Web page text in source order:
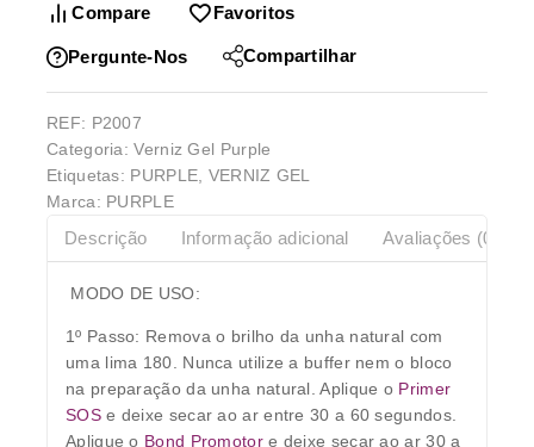
Compare Favoritos
Pergunte-Nos Compartilhar
REF: P2007
Categoria:Verniz Gel Purple
Etiquetas: PURPLE VERNIZ GEL
Marca: PURPLE
Descrição Informação adicional Avaliações (0)
MODO DE USO:
1º Passo: Remova o brilho da unha natural com
uma lima 180. Nunca utilize a buffer nem o bloco
na preparação da unha natural. Aplique o Primer
SOSe deixe secar ao ar entre 30 a 60 segundos.
Aplique o Bond Promotore deixe secar ao ar 30 a